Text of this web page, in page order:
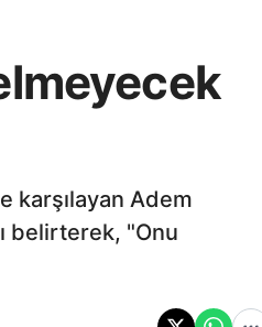
karşılayan Adem
belirterek, "Onu